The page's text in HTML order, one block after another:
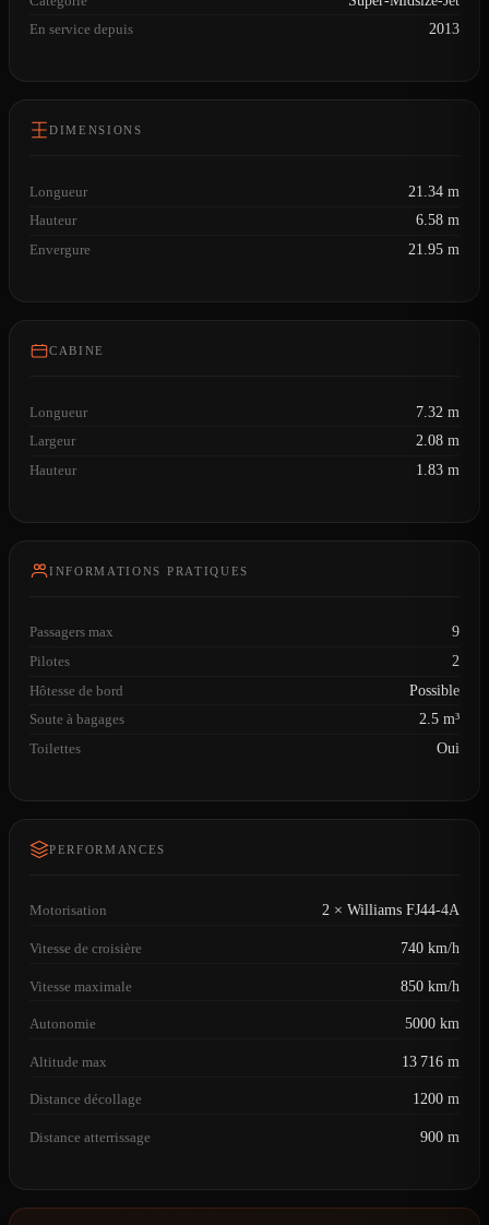
En service depuis
2013
DIMENSIONS
Longueur
21.34 m
Hauteur
6.58 m
Envergure
21.95 m
CABINE
Longueur
7.32 m
Largeur
2.08 m
Hauteur
1.83 m
INFORMATIONS PRATIQUES
Passagers max
9
Pilotes
2
Hôtesse de bord
Possible
Soute à bagages
2.5 m³
Toilettes
Oui
PERFORMANCES
Motorisation 2 × Williams FJ44-4A
Vitesse de croisière 740 km/h
Vitesse maximale 850 km/h
Autonomie 5000 km
Altitude max 13 716 m
Distance décollage 1200 m
Distance atterrissage 900 m